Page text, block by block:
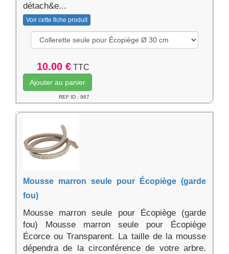
détach&e...
Voir cette fiche produit
10.00 € TTC
Ajouter au panier
REF ID : 967
Mousse marron seule pour Écopiège (garde
fou)
Mousse marron seule pour Écopiège (garde
fou) Mousse marron seule pour Écopiège
Écorce ou Transparent. La taille de la mousse
dépendra de la circonférence de votre arbre.